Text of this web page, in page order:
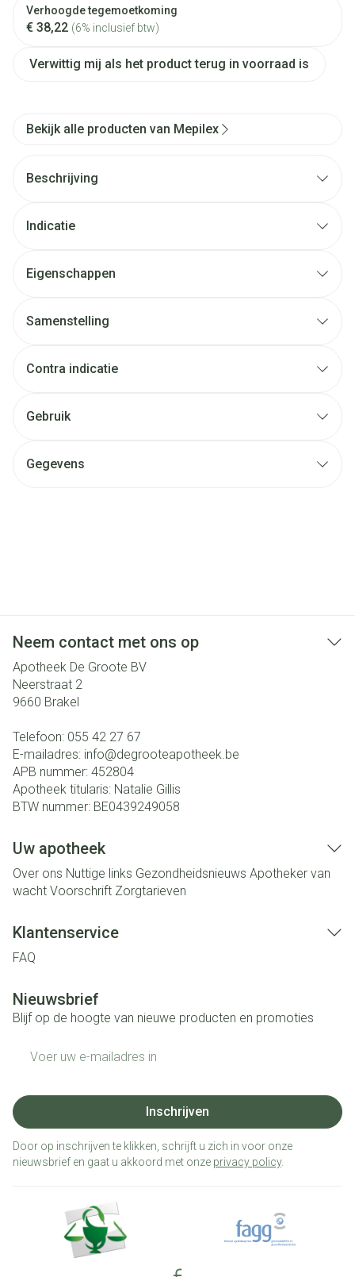
Verhoogde tegemoetkoming
€ 38,22 (6% inclusief btw)
Verwittig mij als het product terug in voorraad is
Bekijk alle producten van Mepilex
Beschrijving
Indicatie
Eigenschappen
Samenstelling
Contra indicatie
Gebruik
Gegevens
Neem contact met ons op
Apotheek De Groote BV
Neerstraat 2
9660 Brakel
Telefoon: 055 42 27 67
E-mailadres: info@degrooteapotheek.be
APB nummer: 452804
Apotheek titularis: Natalie Gillis
BTW nummer: BE0439249058
Uw apotheek
Over ons Nuttige links Gezondheidsnieuws Apotheker van
wacht Voorschrift Zorgtarieven
Klantenservice
FAQ
Nieuwsbrief
Blijf op de hoogte van nieuwe producten en promoties
Inschrijven
Door op inschrijven te klikken, schrijft u zich in voor onze
nieuwsbrief en gaat u akkoord met onze privacy policy.